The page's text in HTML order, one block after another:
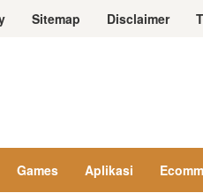
Sitemap Disclaimer
Games Aplikasi